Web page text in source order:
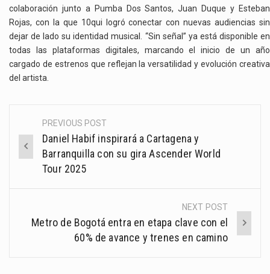
colaboración junto a Pumba Dos Santos, Juan Duque y Esteban
Rojas, con la que 10qui logró conectar con nuevas audiencias sin
dejar de lado su identidad musical. “Sin señal” ya está disponible en
todas las plataformas digitales, marcando el inicio de un año
cargado de estrenos que reflejan la versatilidad y evolución creativa
del artista.
Post
navigation
PREVIOUS POST
Daniel Habif inspirará a Cartagena y
Barranquilla con su gira Ascender World
Tour 2025
NEXT POST
Metro de Bogotá entra en etapa clave con el
60% de avance y trenes en camino